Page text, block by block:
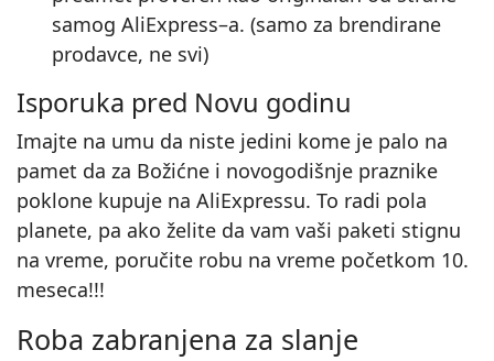
samog AliExpress–a. (samo za brendirane
prodavce, ne svi)
Isporuka pred Novu godinu
Imajte na umu da niste jedini kome je palo na
pamet da za Božićne i novogodišnje praznike
poklone kupuje na AliExpressu. To radi pola
planete, pa ako želite da vam vaši paketi stignu
na vreme, poručite robu na vreme početkom 10.
meseca!!!
Roba zabranjena za slanje